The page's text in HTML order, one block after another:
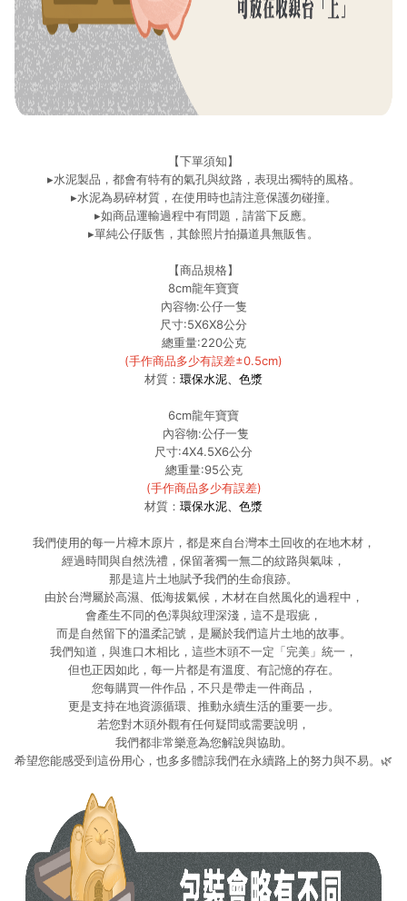
【下單須知】
▸水泥製品，都會有特有的氣孔與紋路，表現出獨特的風格。
▸水泥為易碎材質，在使用時也請注意保護勿碰撞。
▸如商品運輸過程中有問題，請當下反應。
▸單純公仔販售，其餘照片拍攝道具無販售。
【商品規格】
8cm龍年寶寶
內容物:公仔一隻
尺寸:5X6X8公分
總重量:220公克
(手作商品多少有誤差±0.5cm)
材質： 環保水泥、色漿
6cm龍年寶寶
內容物:公仔一隻
尺寸:4X4.5X6公分
總重量:95公克
(手作商品多少有誤差)
材質： 環保水泥、色漿
我們使用的每一片樟木原片，都是來自台灣本土回收的在地木材，
經過時間與自然洗禮，保留著獨一無二的紋路與氣味，
那是這片土地賦予我們的生命痕跡。
由於台灣屬於高濕、低海拔氣候，木材在自然風化的過程中，
會產生不同的色澤與紋理深淺，這不是瑕疵，
而是自然留下的溫柔記號，是屬於我們這片土地的故事。
我們知道，與進口木相比，這些木頭不一定「完美」統一，
但也正因如此，每一片都是有溫度、有記憶的存在。
您每購買一件作品，不只是帶走一件商品，
更是支持在地資源循環、推動永續生活的重要一步。
若您對木頭外觀有任何疑問或需要說明，
我們都非常樂意為您解說與協助。
希望您能感受到這份用心，也多多體諒我們在永續路上的努力與不易。🌿